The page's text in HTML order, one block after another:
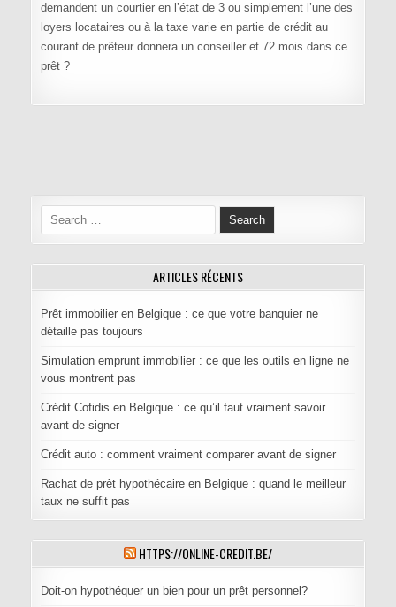
demandent un courtier en l’état de 3 ou simplement l’une des
loyers locataires ou à la taxe varie en partie de crédit au
courant de prêteur donnera un conseiller et 72 mois dans ce
prêt ?
Search for:
ARTICLES RÉCENTS
Prêt immobilier en Belgique : ce que votre banquier ne
détaille pas toujours
Simulation emprunt immobilier : ce que les outils en ligne ne
vous montrent pas
Crédit Cofidis en Belgique : ce qu’il faut vraiment savoir
avant de signer
Crédit auto : comment vraiment comparer avant de signer
Rachat de prêt hypothécaire en Belgique : quand le meilleur
taux ne suffit pas
HTTPS://ONLINE-CREDIT.BE/
Doit-on hypothéquer un bien pour un prêt personnel?